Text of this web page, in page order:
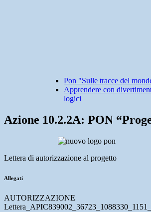
Pon "Sulle tracce del
Apprendere con
logici
Azione 10.2.2A: PON
Lettera di autorizzazione al progetto
Allegati
AUTORIZZAZIONE